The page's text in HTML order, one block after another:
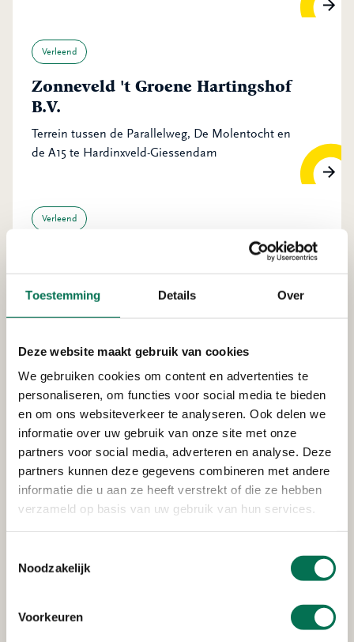
Toestemming Details Over
Deze website maakt gebruik van cookies
We gebruiken cookies om content en advertenties te
personaliseren, om functies voor social media te bieden
en om ons websiteverkeer te analyseren. Ook delen we
informatie over uw gebruik van onze site met onze
partners voor social media, adverteren en analyse. Deze
partners kunnen deze gegevens combineren met andere
informatie die u aan ze heeft verstrekt of die ze hebben
verzameld op basis van uw gebruik van hun services.
Noodzakelijk
Voorkeuren
Verleend
Zonneveld 't Groene Hartingshof
B.V.
Terrein tussen de Parallelweg, De Molentocht en
de A15 te Hardinxveld-Giessendam
Verleend
Van Noordenne Wapeningsstaal
B.V.
Rivierdijk 422 A, 3372 BV Hardinxveld-
Giessendam
Verleend
Holland Shipyards B.V.
Rivierdijk 436, 3372 BW te Hardinxveld-
Giessendam
Verleend
beschikking Van Noorloos
Rivierdijk 458 te Hardinxveld-Giessendam